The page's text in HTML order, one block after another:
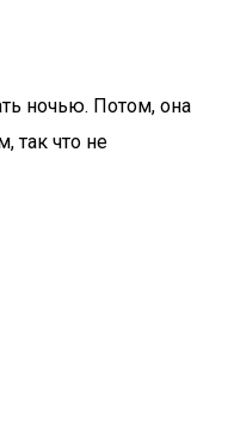
ночью. Потом, она
так что не